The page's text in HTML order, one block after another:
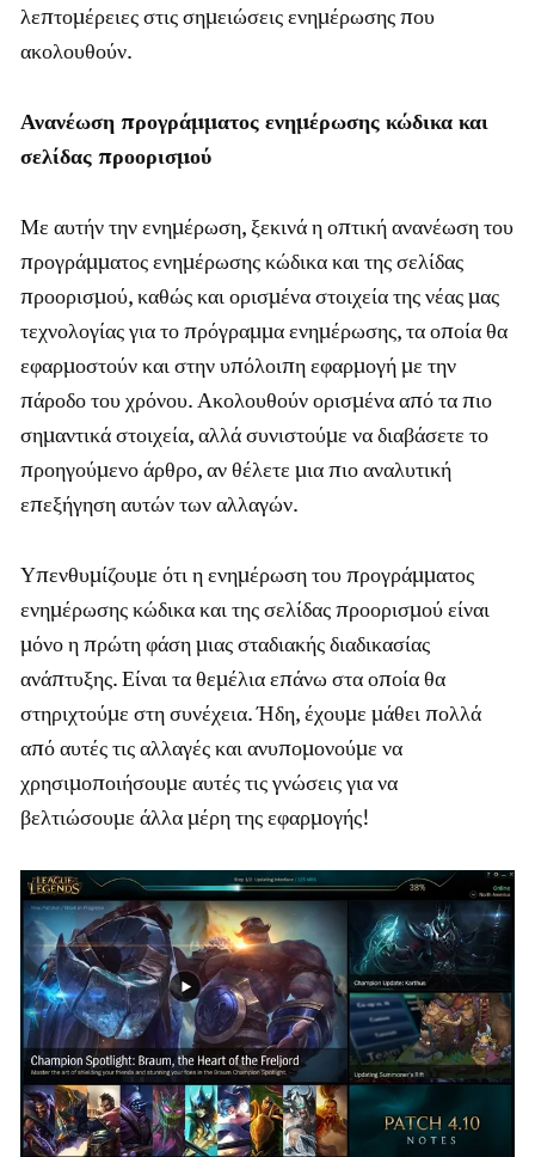
λεπτομέρειες στις σημειώσεις ενημέρωσης που
ακολουθούν.
Ανανέωση προγράμματος ενημέρωσης κώδικα και
σελίδας προορισμού
Με αυτήν την ενημέρωση, ξεκινά η οπτική ανανέωση του
προγράμματος ενημέρωσης κώδικα και της σελίδας
προορισμού, καθώς και ορισμένα στοιχεία της νέας μας
τεχνολογίας για το πρόγραμμα ενημέρωσης, τα οποία θα
εφαρμοστούν και στην υπόλοιπη εφαρμογή με την
πάροδο του χρόνου. Ακολουθούν ορισμένα από τα πιο
σημαντικά στοιχεία, αλλά συνιστούμε να διαβάσετε το
προηγούμενο άρθρο, αν θέλετε μια πιο αναλυτική
επεξήγηση αυτών των αλλαγών.
Υπενθυμίζουμε ότι η ενημέρωση του προγράμματος
ενημέρωσης κώδικα και της σελίδας προορισμού είναι
μόνο η πρώτη φάση μιας σταδιακής διαδικασίας
ανάπτυξης. Είναι τα θεμέλια επάνω στα οποία θα
στηριχτούμε στη συνέχεια. Ήδη, έχουμε μάθει πολλά
από αυτές τις αλλαγές και ανυπομονούμε να
χρησιμοποιήσουμε αυτές τις γνώσεις για να
βελτιώσουμε άλλα μέρη της εφαρμογής!